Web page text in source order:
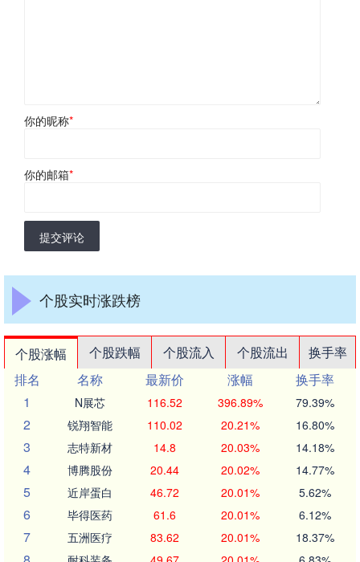
你的昵称*
你的邮箱*
提交评论
个股实时涨跌榜
个股涨幅 个股跌幅 个股流入 个股流出
换手率
排名
名称 最新价 涨幅
换手率
1
N展芯 116.52 396.89% 79.39%
2 锐翔智能 110.02 20.21% 16.80%
3 志特新材 14.8 20.03% 14.18%
4 博腾股份 20.44 20.02% 14.77%
5 近岸蛋白 46.72 20.01% 5.62%
6 毕得医药 61.6 20.01% 6.12%
7 五洲医疗 83.62 20.01% 18.37%